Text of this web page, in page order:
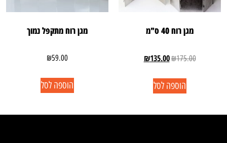
מגן רוח 40 ס"מ
₪175.00
₪135.00
הוספה לסל
מגן רוח מתקפל נמוך
₪59.00
הוספה לסל